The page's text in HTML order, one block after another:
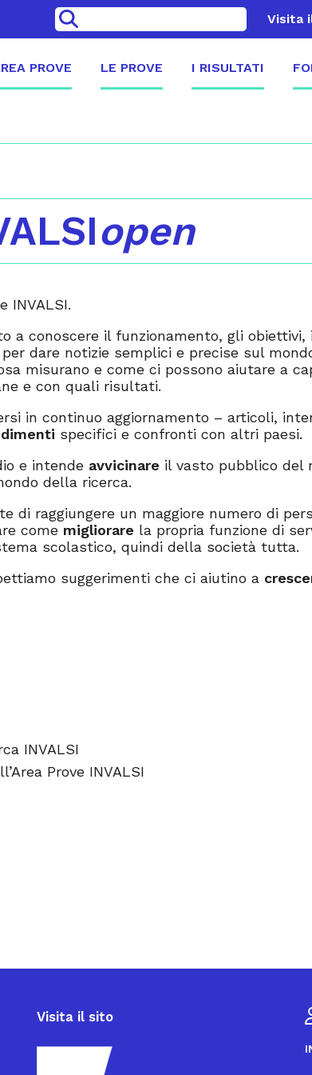
> Visita
PROVE LE PROVE I RISULTATI
open
INVALSI.
a conoscere il funzionamento, gli obiettivi,
dare notizie semplici e precise sul
misurano e come ci possono aiutare a
e con quali risultati.
in continuo aggiornamento – articoli,
specifici e confronti con altri paesi.
e intende avvicinare il vasto pubblico del
della ricerca.
di raggiungere un maggiore numero di
come migliorare la propria funzione di
scolastico, quindi della società tutta.
suggerimenti che ci aiutino a
INVALSI
Prove INVALSI
Visita il sito